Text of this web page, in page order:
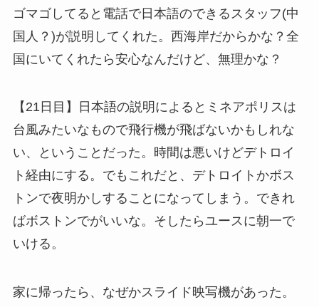
ゴマゴしてると電話で日本語のできるスタッフ(中
国人？)が説明してくれた。西海岸だからかな？全
国にいてくれたら安心なんだけど、無理かな？
【21日目】日本語の説明によるとミネアポリスは
台風みたいなもので飛行機が飛ばないかもしれな
い、ということだった。時間は悪いけどデトロイ
ト経由にする。でもこれだと、デトロイトかボス
トンで夜明かしすることになってしまう。できれ
ばボストンでがいいな。そしたらユースに朝一で
いける。
家に帰ったら、なぜかスライド映写機があった。